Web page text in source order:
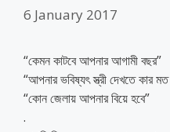
6 January 2017
“কেমন কাটবে আপনার আগামী বছর”
“আপনার ভবিষ্যৎ স্ত্রী দেখতে কার
“কোন জেলায় আপনার বিয়ে হবে”
.